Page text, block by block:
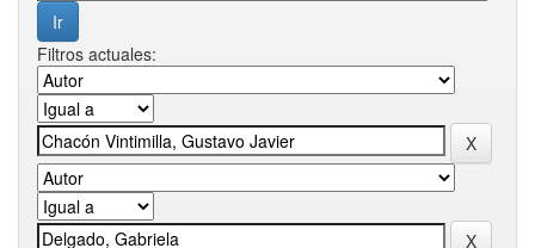
Filtros actuales: